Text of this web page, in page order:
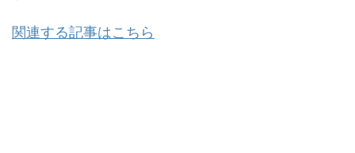
関連する記事はこちら